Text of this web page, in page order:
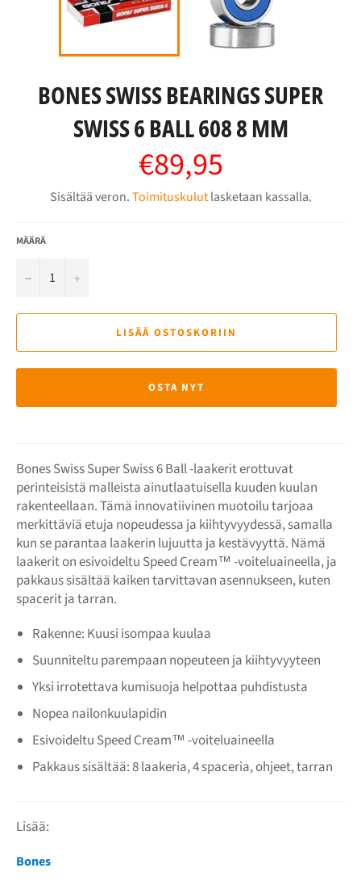
BONES SWISS BEARINGS SUPER
SWISS 6 BALL 608 8 MM
Normaalihinta
€89,95
Sisältää veron.Toimituskulutlasketaan kassalla.
MÄÄRÄ
− +
LISÄÄ OSTOSKORIIN
OSTA NYT
Bones Swiss Super Swiss 6 Ball -laakerit erottuvat
perinteisistä malleista ainutlaatuisella kuuden kuulan
rakenteellaan. Tämä innovatiivinen muotoilu tarjoaa
merkittäviä etuja nopeudessa ja kiihtyvyydessä, samalla
kun se parantaa laakerin lujuutta ja kestävyyttä. Nämä
laakerit on esivoideltu Speed Cream™ -voiteluaineella, ja
pakkaus sisältää kaiken tarvittavan asennukseen, kuten
spacerit ja tarran.
Rakenne: Kuusi isompaa kuulaa
Suunniteltu parempaan nopeuteen ja kiihtyvyyteen
Yksi irrotettava kumisuoja helpottaa puhdistusta
Nopea nailonkuulapidin
Esivoideltu Speed Cream™ -voiteluaineella
Pakkaus sisältää: 8 laakeria, 4 spaceria, ohjeet, tarran
Lisää:
Bones